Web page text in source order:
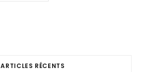
ARTICLES RÉCENTS